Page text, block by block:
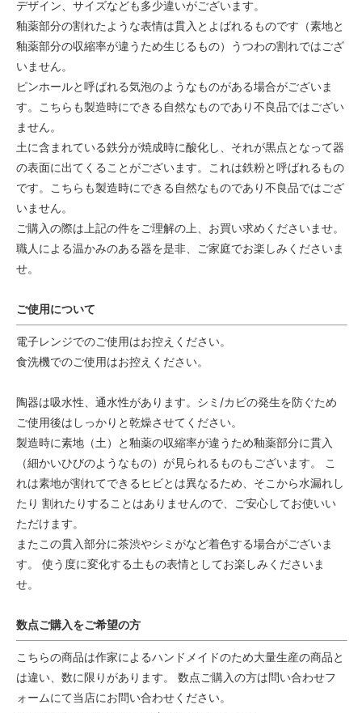
デザイン、サイズなども多少違いがございます。
釉薬部分の割れたような表情は貫入とよばれるものです（素地と
釉薬部分の収縮率が違うため生じるもの）うつわの割れではござ
いません。
ピンホールと呼ばれる気泡のようなものがある場合がございま
す。こちらも製造時にできる自然なものであり不良品ではござい
ません。
土に含まれている鉄分が焼成時に酸化し、それが黒点となって器
の表面に出てくることがございます。これは鉄粉と呼ばれるもの
です。こちらも製造時にできる自然なものであり不良品ではござ
いません。
ご購入の際は上記の件をご理解の上、お買い求めくださいませ。
職人による温かみのある器を是非、ご家庭でお楽しみくださいま
せ。
ご使用について
電子レンジでのご使用はお控えください。
食洗機でのご使用はお控えください。
陶器は吸水性、通水性があります。シミ/カビの発生を防ぐため
ご使用後はしっかりと乾燥させてください。
製造時に素地（土）と釉薬の収縮率が違うため釉薬部分に貫入
（細かいひびのようなもの）が見られるものもございます。 こ
れは素地が割れてできるヒビとは異なるため、そこから水漏れし
たり 割れたりすることはありませんので、ご安心してお使いい
ただけます。
またこの貫入部分に茶渋やシミがなど着色する場合がございま
す。 使う度に変化する土もの表情としてお楽しみくださいま
せ。
数点ご購入をご希望の方
こちらの商品は作家によるハンドメイドのため大量生産の商品と
は違い、数に限りがあります。 数点ご購入の方は問い合わせフ
ォームにて当店にお問い合わせください。